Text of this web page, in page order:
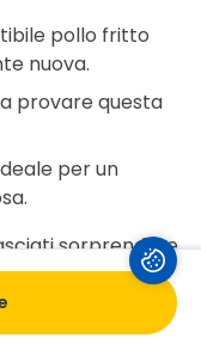
pollo fritto
nuova.
provare questa
per un
sorprendere